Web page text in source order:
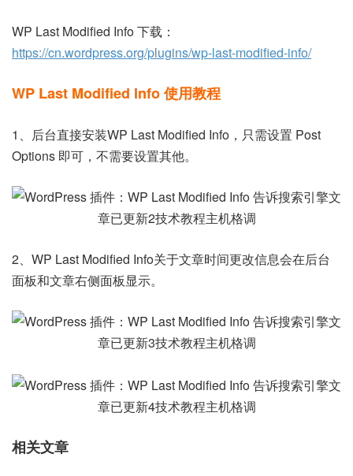
WP Last Modified Info 下载：
https://cn.wordpress.org/plugins/wp-last-modified-info/
WP Last Modified Info 使用教程
1、后台直接安装WP Last Modified Info，只需设置 Post
Options 即可，不需要设置其他。
2、WP Last Modified Info关于文章时间更改信息会在后台
面板和文章右侧面板显示。
相关文章